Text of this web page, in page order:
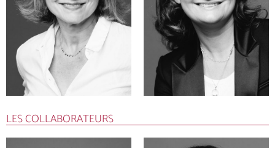
LES COLLABORATEURS